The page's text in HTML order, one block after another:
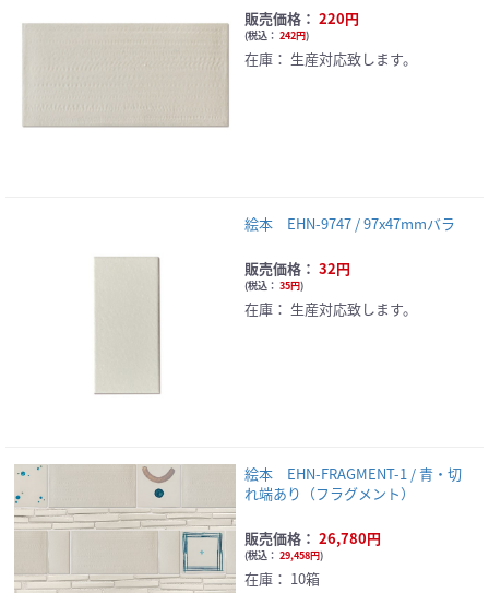
販売価格： 220円
(税込： 242円)
在庫： 生産対応致します。
絵本 EHN-9747 / 97x47mmバラ
販売価格： 32円
(税込： 35円)
在庫： 生産対応致します。
絵本 EHN-FRAGMENT-1 / 青・切
れ端あり（フラグメント）
販売価格： 26,780円
(税込： 29,458円)
在庫： 10箱